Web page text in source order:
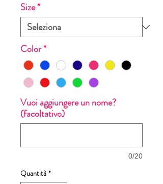
Size*
Color*
Vuoi aggiungere un nome?
(facoltativo)
0/20
Quantità *